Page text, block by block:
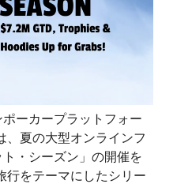
ーカープラットフォー
、夏の大型オンラインフ
・シーズン」の開催を
行をテーマにしたシリー